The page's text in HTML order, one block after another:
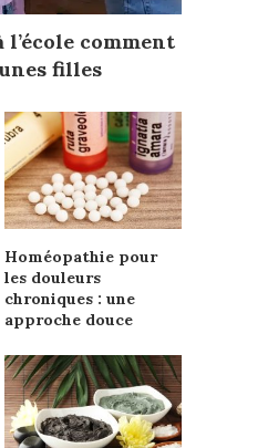
comment
filles
Homéopathie pour
les douleurs
chroniques : une
approche douce